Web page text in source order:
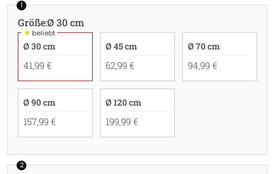
1
Größe:Ø 30 cm
★beliebt
Ø 30 cm
41,99 €
Ø 45 cm
62,99 €
Ø 70 cm
94,99 €
Ø 90 cm
157,99 €
Ø 120 cm
199,99 €
2